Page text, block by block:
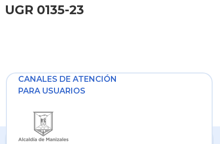
UGR 0135-23
CANALES DE ATENCIÓN
PARA USUARIOS